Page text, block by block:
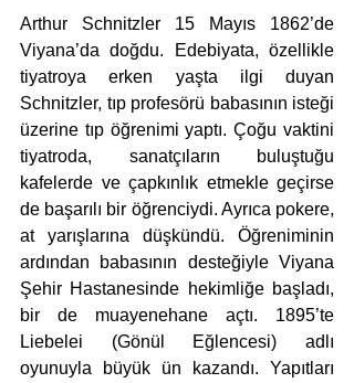
Arthur Schnitzler 15 Mayıs 1862’de
Viyana’da doğdu. Edebiyata, özellikle
tiyatroya erken yaşta ilgi duyan
Schnitzler, tıp profesörü babasının isteği
üzerine tıp öğrenimi yaptı. Çoğu vaktini
tiyatroda, sanatçıların buluştuğu
kafelerde ve çapkınlık etmekle geçirse
de başarılı bir öğrenciydi. Ayrıca pokere,
at yarışlarına düşkündü. Öğreniminin
ardından babasının desteğiyle Viyana
Şehir Hastanesinde hekimliğe başladı,
bir de muayenehane açtı. 1895’te
Liebelei (Gönül Eğlencesi) adlı
oyunuyla büyük ün kazandı. Yapıtları